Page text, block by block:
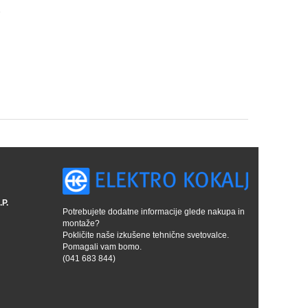
Potrebujete dodatne informacije glede nakupa in
montaže?
Pokličite naše izkušene tehnične svetovalce.
Pomagali vam bomo.
(041 683 844)